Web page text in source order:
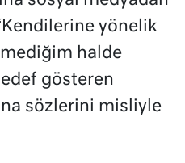
yönelik
halde
gösteren
sözlerini misliyle